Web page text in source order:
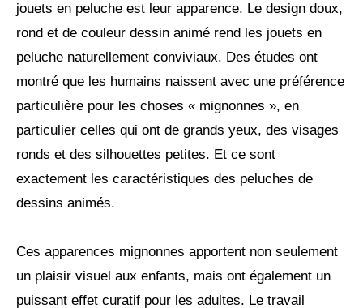
jouets en peluche est leur apparence. Le design doux,
rond et de couleur dessin animé rend les jouets en
peluche naturellement conviviaux. Des études ont
montré que les humains naissent avec une préférence
particulière pour les choses « mignonnes », en
particulier celles qui ont de grands yeux, des visages
ronds et des silhouettes petites. Et ce sont
exactement les caractéristiques des peluches de
dessins animés.
Ces apparences mignonnes apportent non seulement
un plaisir visuel aux enfants, mais ont également un
puissant effet curatif pour les adultes. Le travail